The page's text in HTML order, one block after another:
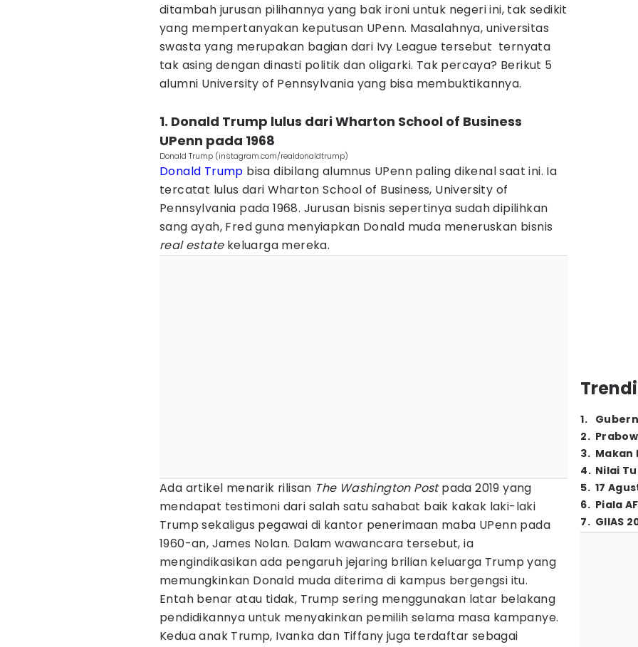
ditambah jurusan pilihannya yang bak ironi untuk negeri ini, tak sedikit
yang mempertanyakan keputusan UPenn. Masalahnya, universitas
swasta yang merupakan bagian dari Ivy League tersebut ternyata
tak asing dengan dinasti politik dan oligarki. Tak percaya? Berikut 5
alumni University of Pennsylvania yang bisa membuktikannya.
1. Donald Trump lulus dari Wharton School of Business
UPenn pada 1968
Donald Trump (instagram.com/realdonaldtrump)
Donald Trump bisa dibilang alumnus UPenn paling dikenal saat ini. Ia
tercatat lulus dari Wharton School of Business, University of
Pennsylvania pada 1968. Jurusan bisnis sepertinya sudah dipilihkan
sang ayah, Fred guna menyiapkan Donald muda meneruskan bisnis
real estatekeluarga mereka.
Ada artikel menarik rilisan The Washington Postpada 2019 yang
mendapat testimoni dari salah satu sahabat baik kakak laki-laki
Trump sekaligus pegawai di kantor penerimaan maba UPenn pada
1960-an, James Nolan. Dalam wawancara tersebut, ia
mengindikasikan ada pengaruh jejaring brilian keluarga Trump yang
memungkinkan Donald muda diterima di kampus bergengsi itu.
Entah benar atau tidak, Trump sering menggunakan latar belakang
pendidikannya untuk menyakinkan pemilih selama masa kampanye.
Kedua anak Trump, Ivanka dan Tiffany juga terdaftar sebagai
1.
2.
3. Makan
4. Nilai
5. 17
6. Piala
7. GIIAS